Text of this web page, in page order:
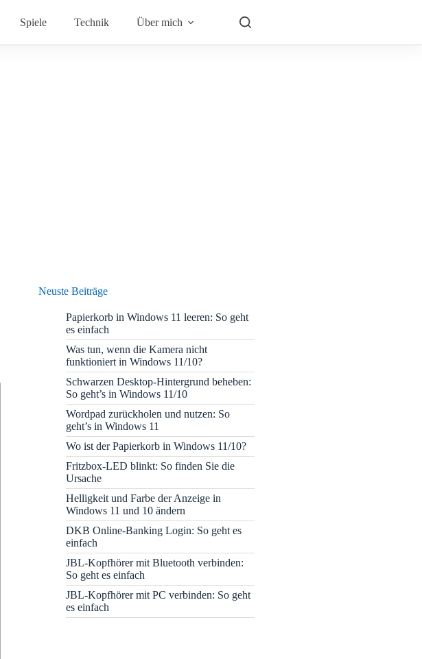
Spiele Technik Über mich
Neuste Beiträge
Papierkorb in Windows 11 leeren: So geht
es einfach
Was tun, wenn die Kamera nicht
funktioniert in Windows 11/10?
Schwarzen Desktop-Hintergrund beheben:
So geht’s in Windows 11/10
Wordpad zurückholen und nutzen: So
geht’s in Windows 11
Wo ist der Papierkorb in Windows 11/10?
Fritzbox-LED blinkt: So finden Sie die
Ursache
Helligkeit und Farbe der Anzeige in
Windows 11 und 10 ändern
DKB Online-Banking Login: So geht es
einfach
JBL-Kopfhörer mit Bluetooth verbinden:
So geht es einfach
JBL-Kopfhörer mit PC verbinden: So geht
es einfach